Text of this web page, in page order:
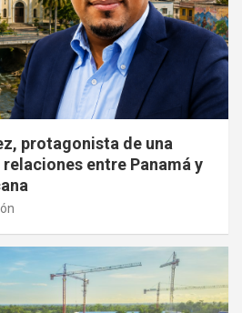
protagonista de una
relaciones entre Panamá y